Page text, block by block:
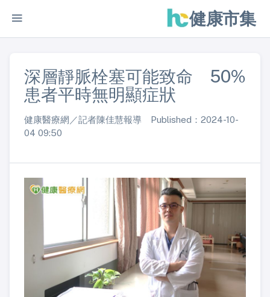
健康市集
深層靜脈栓塞可能致命 50%
患者平時無明顯症狀
健康醫療網／記者陳佳慧報導 Published：2024-10-
04 09:50